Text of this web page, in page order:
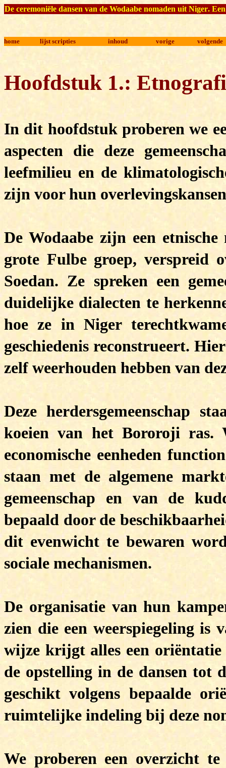
De ceremoniële dansen van de Wodaabe nomaden uit Niger.
home lijst scripties inhoud vorige volgende
Hoofdstuk 1.:
In dit hoofdstuk proberen we
aspecten die deze
leefmilieu en de
zijn voor hun
De Wodaabe zijn een
grote Fulbe groep, verspreid
Soedan. Ze spreken een
duidelijke dialecten te
hoe ze in Niger
geschiedenis reconstrueert.
zelf weerhouden hebben van
Deze herdersgemeenschap
koeien van het Bororoji ras.
economische eenheden
staan met de algemene
gemeenschap en van de
bepaald door de
dit evenwicht te bewaren
sociale mechanismen.
De organisatie van hun
zien die een weerspiegeling is
wijze krijgt alles een oriëntatie
de opstelling in de dansen tot
geschikt volgens bepaalde
ruimtelijke indeling bij deze
We proberen een overzicht